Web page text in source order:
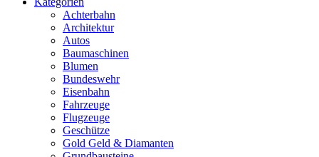
Achterbahn
Architektur
Autos
Baumaschinen
Blumen
Bundeswehr
Eisenbahn
Fahrzeuge
Flugzeuge
Geschütze
Gold Geld & Diamanten